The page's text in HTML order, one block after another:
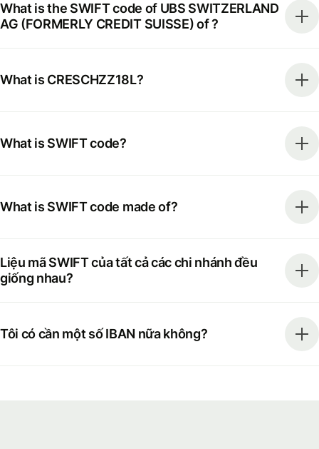
What is the SWIFT code of UBS SWITZERLAND
AG (FORMERLY CREDIT SUISSE) of ?
What is CRESCHZZ18L?
What is SWIFT code?
What is SWIFT code made of?
Liệu mã SWIFT của tất cả các chi nhánh đều
giống nhau?
Tôi có cần một số IBAN nữa không?